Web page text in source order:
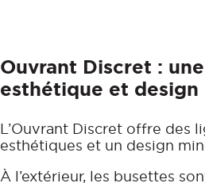
Ouvrant Discret :
esthétique et design
L’Ouvrant Discret offre des
esthétiques et un design
À l’extérieur, les busettes